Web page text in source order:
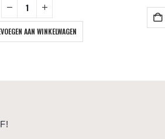
AAN WINKELWAGEN